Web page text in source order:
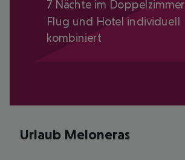
7 Nächte im Doppelzimmer
Flug und Hotel individuell
kombiniert
Urlaub Meloneras